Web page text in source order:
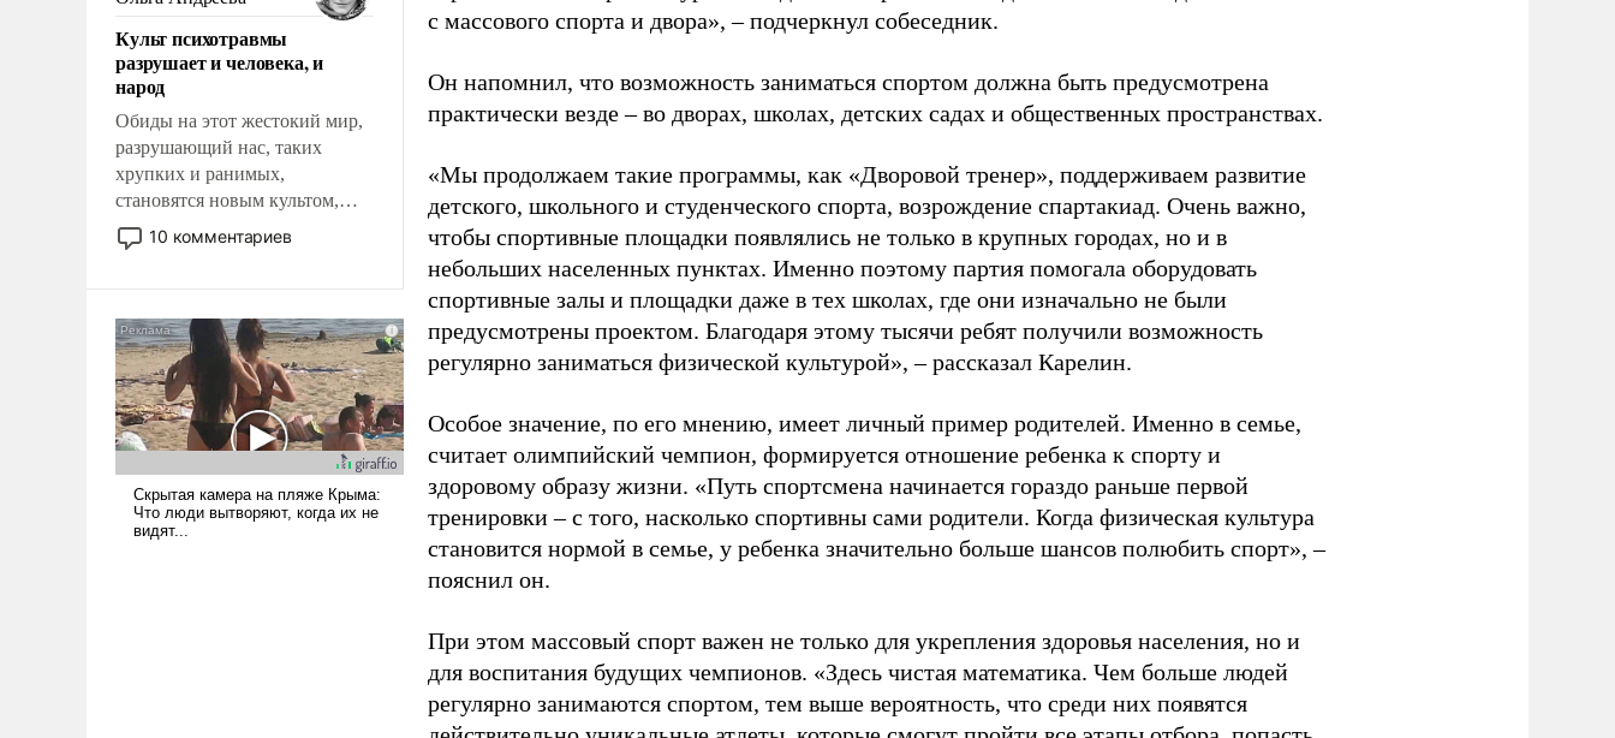
поднимет наши боевые
возможности.
Культ психотравмы
разрушает и человека, и
народ
Обиды на этот жестокий мир,
разрушающий нас, таких
хрупких и ранимых,
становятся новым культом,
постепенно вытесняя и
отменяя традиционное
ударами судьбы, брать на себя
ответственность, помогать
слабым, идти вперед и
адаптироваться.
10 комментариев
с массового спорта и двора», – подчеркнул собеседник.
Он напомнил, что возможность заниматься спортом должна быть предусмотрена
практически везде – во дворах, школах, детских садах и общественных пространствах.
«Мы продолжаем такие программы, как «Дворовой тренер», поддерживаем развитие
детского, школьного и студенческого спорта, возрождение спартакиад. Очень важно,
чтобы спортивные площадки появлялись не только в крупных городах, но и в
небольших населенных пунктах. Именно поэтому партия помогала оборудовать
спортивные залы и площадки даже в тех школах, где они изначально не были
предусмотрены проектом. Благодаря этому тысячи ребят получили возможность
регулярно заниматься физической культурой», – рассказал Карелин.
Особое значение, по его мнению, имеет личный пример родителей. Именно в семье,
считает олимпийский чемпион, формируется отношение ребенка к спорту и
здоровому образу жизни. «Путь спортсмена начинается гораздо раньше первой
тренировки – с того, насколько спортивны сами родители. Когда физическая культура
становится нормой в семье, у ребенка значительно больше шансов полюбить спорт», –
пояснил он.
При этом массовый спорт важен не только для укрепления здоровья населения, но и
для воспитания будущих чемпионов. «Здесь чистая математика. Чем больше людей
регулярно занимаются спортом, тем выше вероятность, что среди них появятся